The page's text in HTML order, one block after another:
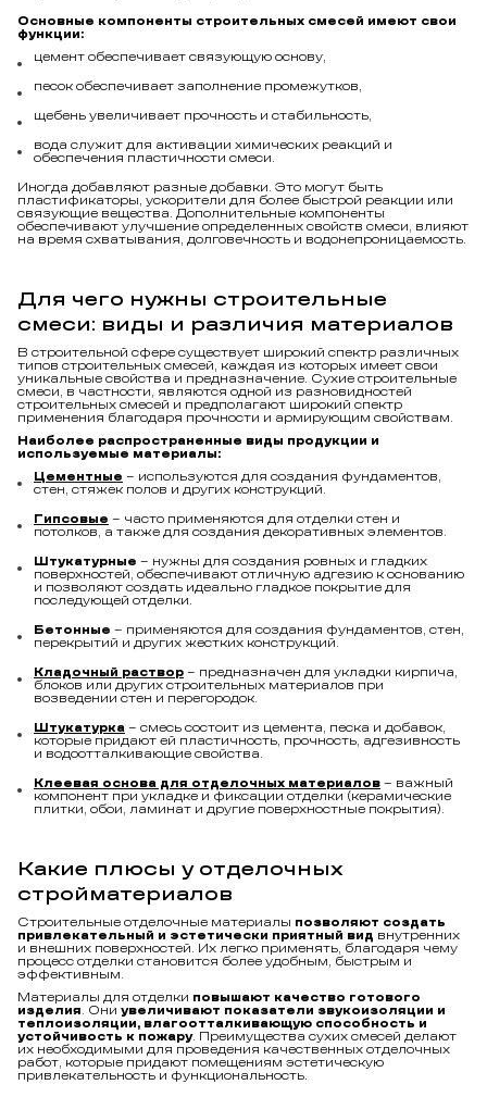
Основные компоненты строительных смесей имеют свои
функции:
цемент обеспечивает связующую основу,
песок обеспечивает заполнение промежутков,
щебень увеличивает прочность и стабильность,
вода служит для активации химических реакций и
обеспечения пластичности смеси.
Иногда добавляют разные добавки. Это могут быть
пластификаторы, ускорители для более быстрой реакции или
связующие вещества. Дополнительные компоненты
обеспечивают улучшение определенных свойств смеси, влияют
на время схватывания, долговечность и водонепроницаемость.
Для чего нужны строительные
смеси: виды и различия материалов
В строительной сфере существует широкий спектр различных
типов строительных смесей, каждая из которых имеет свои
уникальные свойства и предназначение. Сухие строительные
смеси, в частности, являются одной из разновидностей
строительных смесей и предполагают широкий спектр
применения благодаря прочности и армирующим свойствам.
Наиболее распространенные виды продукции и
используемые материалы:
Цементные – используются для создания фундаментов,
стен, стяжек полов и других конструкций.
Гипсовые – часто применяются для отделки стен и
потолков, а также для создания декоративных элементов.
Штукатурные – нужны для создания ровных и гладких
поверхностей, обеспечивают отличную адгезию к основанию
и позволяют создать идеально гладкое покрытие для
последующей отделки.
Бетонные – применяются для создания фундаментов, стен,
перекрытий и других жестких конструкций.
Кладочный раствор – предназначен для укладки кирпича,
блоков или других строительных материалов при
возведении стен и перегородок.
Штукатурка – смесь состоит из цемента, песка и добавок,
которые придают ей пластичность, прочность, адгезивность
и водоотталкивающие свойства.
Клеевая основа для отделочных материалов – важный
компонент при укладке и фиксации отделки (керамические
плитки, обои, ламинат и другие поверхностные покрытия).
Какие плюсы у отделочных
стройматериалов
Строительные отделочные материалы позволяют создать
привлекательный и эстетически приятный вид внутренних
и внешних поверхностей. Их легко применять, благодаря чему
процесс отделки становится более удобным, быстрым и
эффективным.
Материалы для отделки повышают качество готового
изделия. Они увеличивают показатели звукоизоляции и
теплоизоляции, влагоотталкивающую способность и
устойчивость к пожару. Преимущества сухих смесей делают
их необходимыми для проведения качественных отделочных
работ, которые придают помещениям эстетическую
привлекательность и функциональность.